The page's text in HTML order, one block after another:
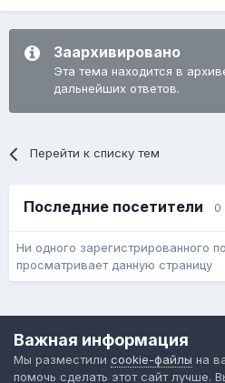
Заархивировано
Эта тема находится в
дальнейших ответов.
Перейти к списку тем
Последние посетители 0
Ни одного зарегистрированного
просматривает данную страницу
Форум
Powered by
Важная информация
Мы разместили cookie-файлы на
помочь сделать этот сайт лучше.